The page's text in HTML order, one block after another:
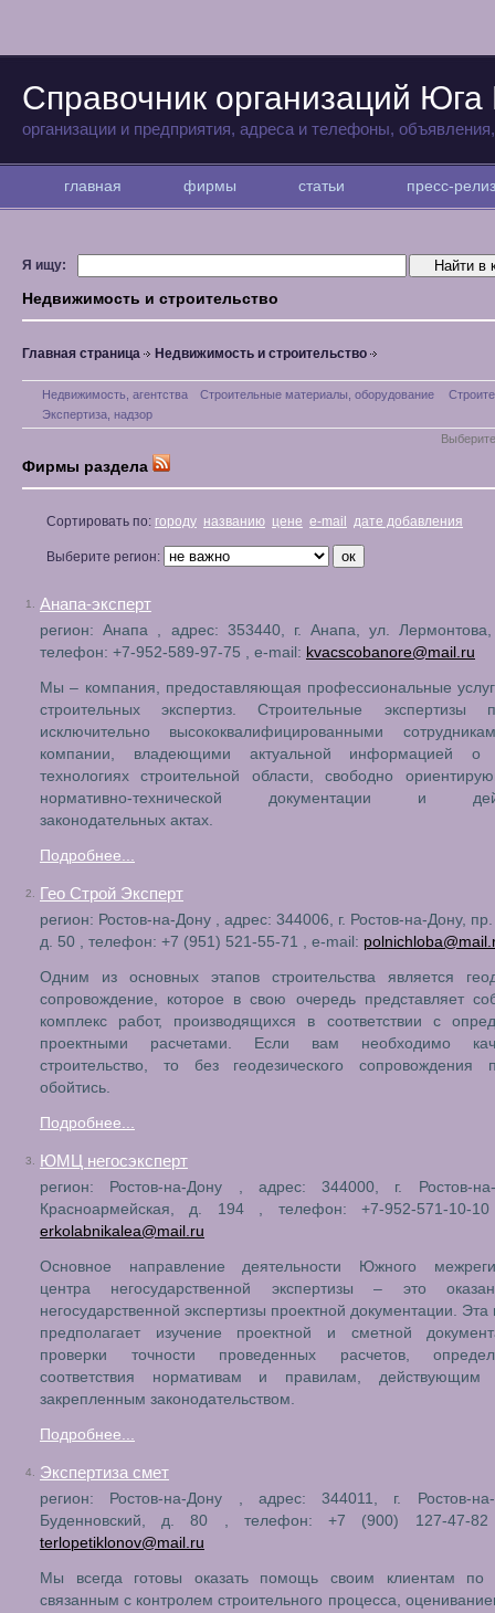
Справочник организаций Юга
организации и предприятия, адреса и телефоны,
главная фирмы статьи пресс-
Я ищу:
Недвижимость и строительство
Главная страница Недвижимость и строительство
Недвижимость, агентства Строительные материалы, оборудование
Экспертиза, надзор
Фирмы раздела
Сортировать по: городу названию цене e-mail дате добавления
Выберите регион:
1. Анапа-эксперт
регион: Анапа , адрес: 353440, г. Анапа, ул.
телефон: +7-952-589-97-75 , e-mail: kvacscobanore@mail.ru
Мы – компания, предоставляющая профессиональные
строительных экспертиз. Строительные экспертизы
исключительно высококвалифицированными
компании, владеющими актуальной информацией о
технологиях строительной области, свободно
нормативно-технической документации и
законодательных актах.
Подробнее...
2. Гео Строй Эксперт
регион: Ростов-на-Дону , адрес: 344006, г. Ростов-на-Дону,
д. 50 , телефон: +7 (951) 521-55-71 , e-mail:
Одним из основных этапов строительства является
сопровождение, которое в свою очередь представляет
комплекс работ, производящихся в соответствии с
проектными расчетами. Если вам необходимо
строительство, то без геодезического сопровождения
обойтись.
Подробнее...
3. ЮМЦ негосэксперт
регион: Ростов-на-Дону , адрес: 344000, г. Ростов-
Красноармейская, д. 194 , телефон: +7-952-571-10-
erkolabnikalea@mail.ru
Основное направление деятельности Южного
центра негосударственной экспертизы – это
негосударственной экспертизы проектной документации.
предполагает изучение проектной и сметной
проверки точности проведенных расчетов,
соответствия нормативам и правилам,
закрепленным законодательством.
Подробнее...
4. Экспертиза смет
регион: Ростов-на-Дону , адрес: 344011, г. Ростов-
Буденновский, д. 80 , телефон: +7 (900) 127-47-
terlopetiklonov@mail.ru
Мы всегда готовы оказать помощь своим клиентам по
связанным с контролем строительного процесса,